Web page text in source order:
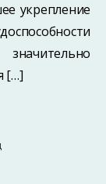
укрепление
[…]